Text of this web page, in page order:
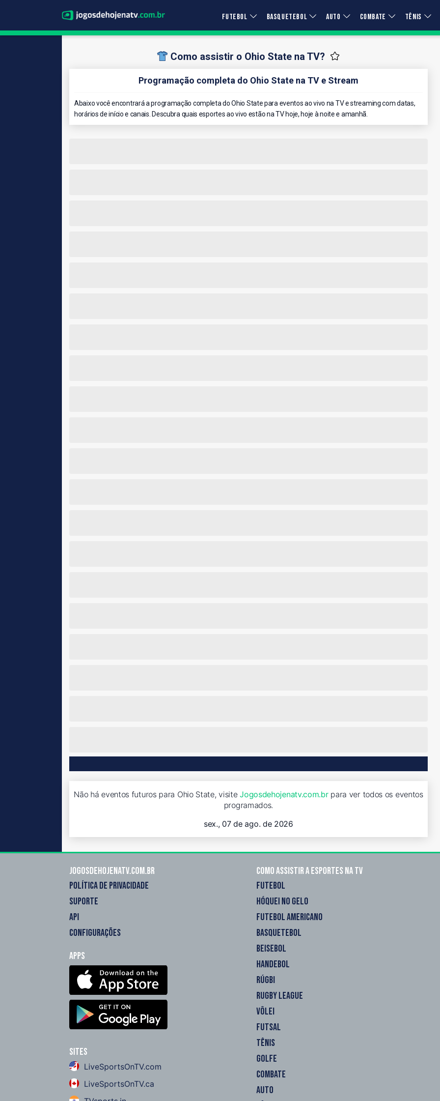
FUTEBOL BASQUETEBOL AUTO COMBATE TÊNIS
Como assistir o Ohio State na TV?
Programação completa do Ohio State na TV e Stream
Abaixo você encontrará a programação completa do Ohio State para eventos ao vivo na TV e streaming com datas,
horários de início e canais. Descubra quais esportes ao vivo estão na TV hoje, hoje à noite e amanhã.
Não há eventos futuros para Ohio State, visiteJogosdehojenatv.com.brpara ver todos os eventos
programados.
sex., 07 de ago. de 2026
Jogosdehojenatv.com.br
POLÍTICA DE PRIVACIDADE
SUPORTE
API
CONFIGURAÇÕES
Apps
Sites
LiveSportsOnTV.com
LiveSportsOnTV.ca
Como assistir a esportes na TV
FUTEBOL
HÓQUEI NO GELO
FUTEBOL AMERICANO
BASQUETEBOL
BEISEBOL
HANDEBOL
RÚGBI
RUGBY LEAGUE
VÔLEI
FUTSAL
TÊNIS
GOLFE
COMBATE
AUTO